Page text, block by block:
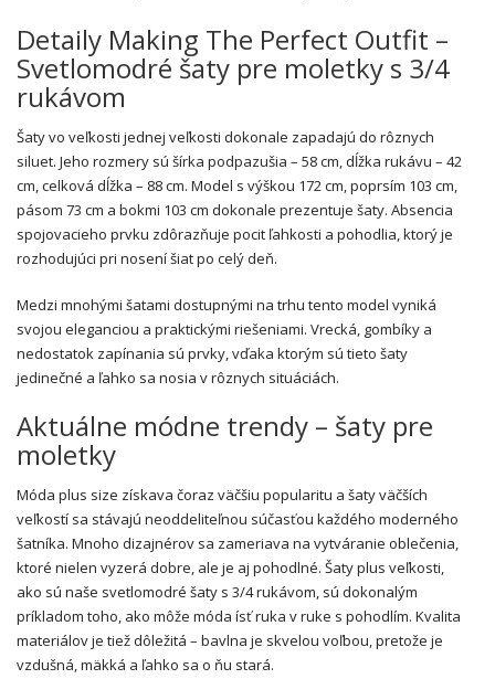
Detaily Making The Perfect Outfit –
Svetlomodré šaty pre moletky s 3/4
rukávom
Šaty vo veľkosti jednej veľkosti dokonale zapadajú do rôznych
siluet. Jeho rozmery sú šírka podpazušia – 58 cm, dĺžka rukávu – 42
cm, celková dĺžka – 88 cm. Model s výškou 172 cm, poprsím 103 cm,
pásom 73 cm a bokmi 103 cm dokonale prezentuje šaty. Absencia
spojovacieho prvku zdôrazňuje pocit ľahkosti a pohodlia, ktorý je
rozhodujúci pri nosení šiat po celý deň.
Medzi mnohými šatami dostupnými na trhu tento model vyniká
svojou eleganciou a praktickými riešeniami. Vrecká, gombíky a
nedostatok zapínania sú prvky, vďaka ktorým sú tieto šaty
jedinečné a ľahko sa nosia v rôznych situáciách.
Aktuálne módne trendy – šaty pre
moletky
Móda plus size získava čoraz väčšiu popularitu a šaty väčších
veľkostí sa stávajú neoddeliteľnou súčasťou každého moderného
šatníka. Mnoho dizajnérov sa zameriava na vytváranie oblečenia,
ktoré nielen vyzerá dobre, ale je aj pohodlné. Šaty plus veľkosti,
ako sú naše svetlomodré šaty s 3/4 rukávom, sú dokonalým
príkladom toho, ako môže móda ísť ruka v ruke s pohodlím. Kvalita
materiálov je tiež dôležitá – bavlna je skvelou voľbou, pretože je
vzdušná, mäkká a ľahko sa o ňu stará.